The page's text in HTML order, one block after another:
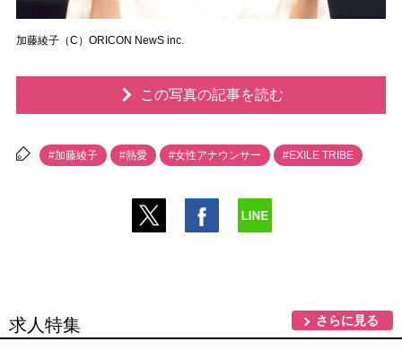
加藤綾子（C）ORICON NewS inc.
この写真の記事を読む
#加藤綾子 #熱愛 #女性アナウンサー #EXILE TRIBE
求人特集 さらに見る